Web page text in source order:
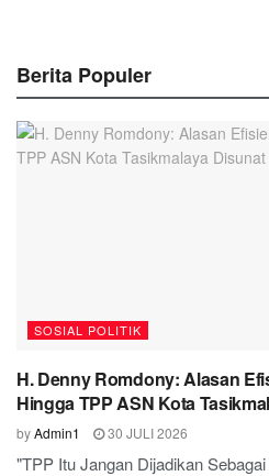
Berita Populer
SOSIAL POLITIK
H. Denny Romdony: Alasan
Hingga TPP ASN Kota
byAdmin1 30 JULI 2026
"TPP Itu Jangan Dijadikan